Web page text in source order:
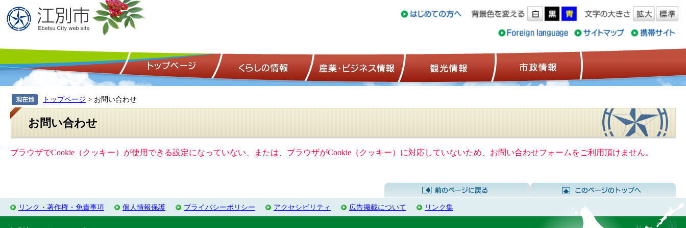
トップページ くらしの情報 産業・ビジネス情報 観光情報
トップページ > お問い合わせ
お問い合わせ
ブラウザでCookie（クッキー）が使用できる設定になっていない、または、ブラウザがCookie（クッキー）に対応していないため、お問い合わせフォームをご利用頂けません。
前のページに戻る
リンク・著作権・免責事項 個人情報保護 プライバシーポリシー アクセシビリティ 広告掲載について リンク集